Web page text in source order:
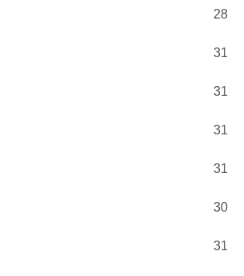
28
31
31
31
31
30
31